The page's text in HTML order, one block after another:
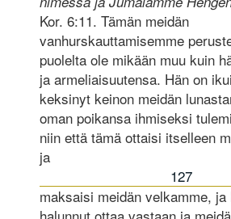
Kor. 6:11. Tämän meidän
vanhurskauttamisemme
puolelta ole mikään muu kuin
ja armeliaisuutensa. Hän on
keksinyt keinon meidän
oman poikansa ihmiseksi
niin että tämä ottaisi itselleen
ja
127
maksaisi meidän velkamme, ja
halunnut ottaa vastaan ja